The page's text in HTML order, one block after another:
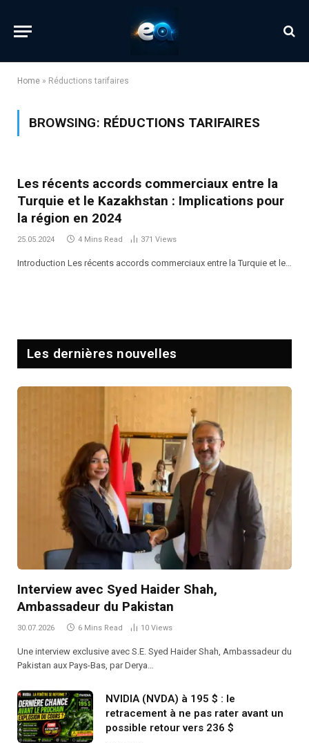
Home » Réductions tarifaires
BROWSING: RÉDUCTIONS TARIFAIRES
Les récents accords commerciaux entre la
Turquie et le Kazakhstan : Implications pour
la région en 2024
25.05.2024 4 Mins Read 371 Views
Introduction Les récents accords commerciaux entre la Turquie et le…
Les dernières nouvelles
Interview avec Syed Haider Shah,
Ambassadeur du Pakistan
30.07.2026 6 Mins Read 10 Views
Une interview exclusive avec S.E. Syed Haider Shah, Ambassadeur du
Pakistan aux Pays-Bas, par Derya…
NVIDIA (NVDA) à 195 $ : le
retracement à ne pas rater avant un
possible retour vers 236 $